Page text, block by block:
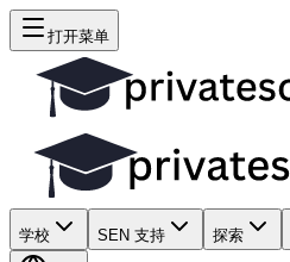
打开菜单
学校 SEN 支持 探索